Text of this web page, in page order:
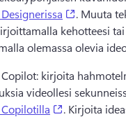
(opens
. Muuta
kehotteesi
olemassa olevia
kirjoita
videollesi
(opens in a
. Kirjoita